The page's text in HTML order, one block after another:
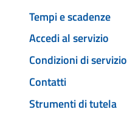
Tempi e scadenze
Accedi al servizio
Condizioni di servizio
Contatti
Strumenti di tutela